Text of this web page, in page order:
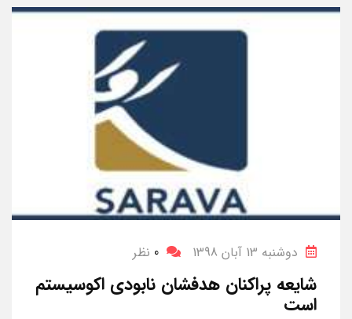
دوشنبه 13 آبان 1398 0 نظر
شایعه پراکنان هدفشان نابودی اکوسیستم
است